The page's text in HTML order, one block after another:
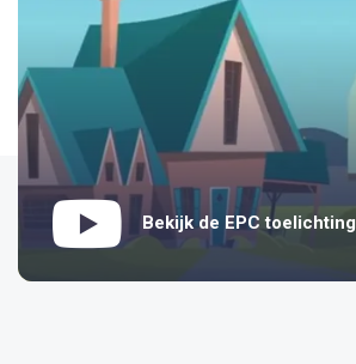
Bekijk de EPC toelichting